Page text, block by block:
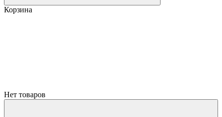
Корзина
Нет товаров